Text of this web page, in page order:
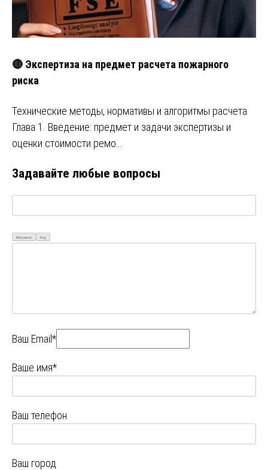
🔴 Экспертиза на предмет расчета пожарного
риска
Технические методы, нормативы и алгоритмы расчета
Глава 1. Введение: предмет и задачи экспертизы и
оценки стоимости ремо…
Задавайте любые вопросы
Визуально Код
Ваш Email*
Ваше имя*
Ваш телефон
Ваш город